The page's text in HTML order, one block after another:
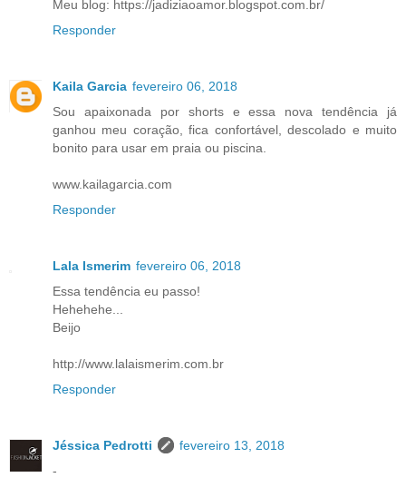
Meu blog: https://jadiziaoamor.blogspot.com.br/
Responder
Kaila Garcia fevereiro 06, 2018
Sou apaixonada por shorts e essa nova tendência já
ganhou meu coração, fica confortável, descolado e muito
bonito para usar em praia ou piscina.
www.kailagarcia.com
Responder
Lala Ismerim fevereiro 06, 2018
Essa tendência eu passo!
Hehehehe...
Beijo
http://www.lalaismerim.com.br
Responder
Jéssica Pedrotti
fevereiro 13, 2018
-